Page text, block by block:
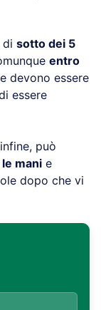
di sotto dei 5
entro
e devono essere
essere
può
mani e
dopo che vi